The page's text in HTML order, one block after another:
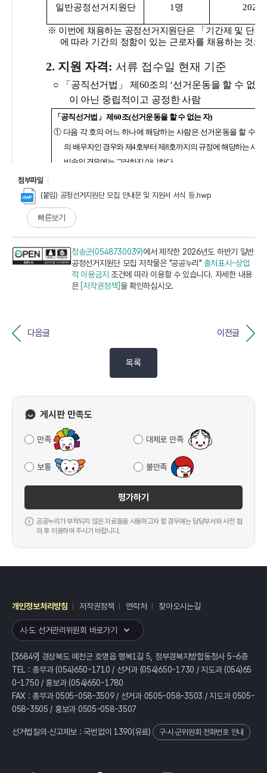
첨부파일
(붙임) 공정선거지원단 모집 안내문 및 지원서 서식 등.hwp
빠른보기
청송군(0548730039)에서 제작한 2026년도 하반기 일반
공정선거지원단 모집 저작물은 "공공누리" 출처표시-상업
적 이용금지 조건에 따라 이용할 수 있습니다. 자세한 내용
은 [저작권정책]을 확인하십시오.
다음글 이전글
목록
게시판 만족도
만족 대체로 만족
보통 불만족
평가하기
공공누리가 부착되지 않은 자료들을 사용하고자 할 경우에는 담당부서와 사전 협
의 후 이용하여 주시기 바랍니다.
개인정보처리방침 저작권정책 연락처 찾아오시는길
시·도 선거관리위원회 바로가기
[36849] 경상북도 예천군 호명읍 행복1길 5, 정부경북지방합동청사 5~6층
TEL : 총무과 (054)650-1710 / 선거과 (054)650-1730 / 지도과 (054)65
0-1750 / 홍보과 (054)650-1780
FAX : 총무과 0505-058-3509 / 선거과 0505-058-3503 / 지도과 0505-
058-3505 / 홍보과 0505-058-3507
선거법질의·신고제보 : 국번없이 1390(유료) 구·시·군위원회 전화번호 안내